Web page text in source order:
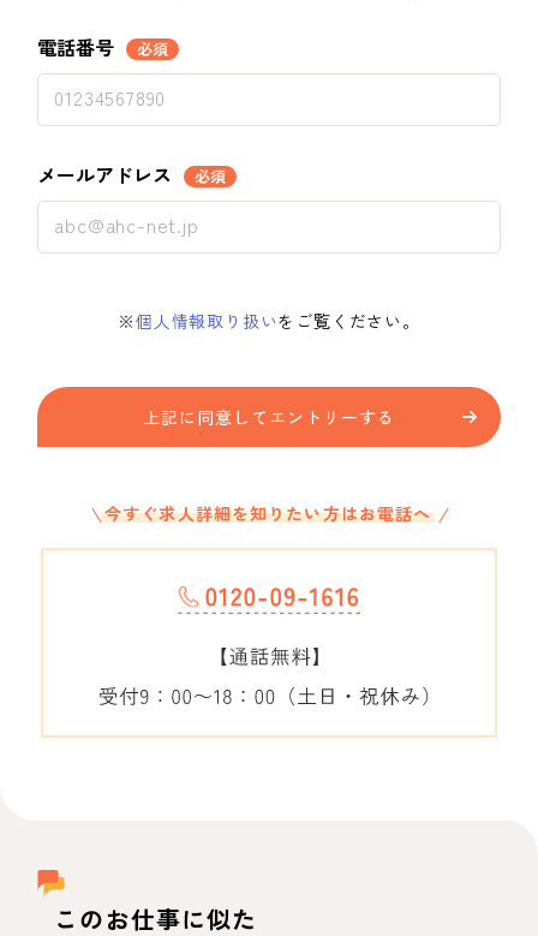
電話番号 必須
メールアドレス 必須
※個人情報取り扱いをご覧ください。
上記に同意してエントリーする
今すぐ求人詳細を知りたい方はお電話へ
このお仕事に似た